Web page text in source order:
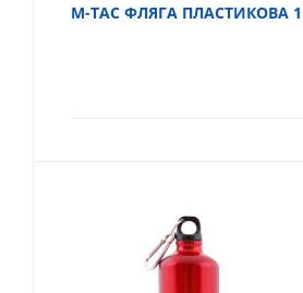
M-TAC ФЛЯГА ПЛАСТИКОВА